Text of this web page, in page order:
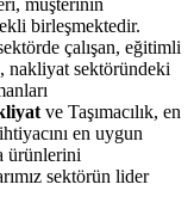
birleşmektedir.
çalışan, eğitimli
nakliyat sektöründeki
ve Taşımacılık, en
en uygun
ürünlerini
sektörün lider